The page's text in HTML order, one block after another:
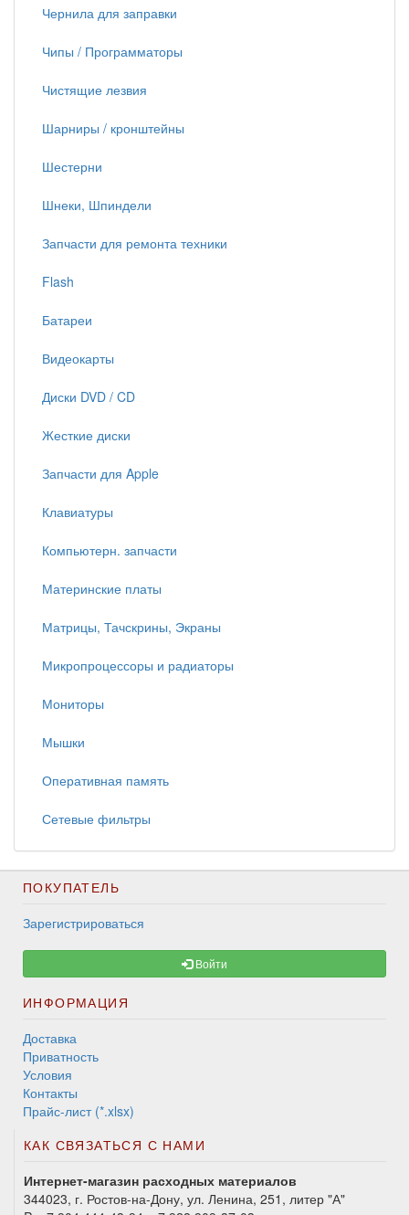
Чернила для заправки
Чипы / Программаторы
Чистящие лезвия
Шарниры / кронштейны
Шестерни
Шнеки, Шпиндели
Запчасти для ремонта техники
Flash
Батареи
Видеокарты
Диски DVD / CD
Жесткие диски
Запчасти для Apple
Клавиатуры
Компьютерн. запчасти
Материнские платы
Матрицы, Тачскрины, Экраны
Микропроцессоры и радиаторы
Мониторы
Мышки
Оперативная память
Сетевые фильтры
ПОКУПАТЕЛЬ
Зарегистрироваться
Войти
ИНФОРМАЦИЯ
Доставка
Приватность
Условия
Контакты
Прайс-лист (*.xlsx)
КАК СВЯЗАТЬСЯ С НАМИ
Интернет-магазин расходных материалов
344023, г. Ростов-на-Дону, ул. Ленина, 251, литер "А"